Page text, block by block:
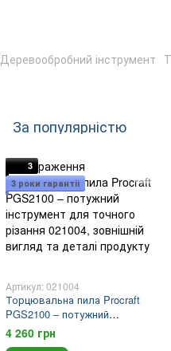
Деревообробний інструмент
За популярністю
3
3 роки гарантіі
Артикул: 021004
Торцювальна пила Procraft
PGS2100 – потужний
інструмент для точного
різання
4 260 грн